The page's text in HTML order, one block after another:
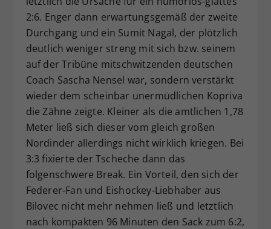
2:6. Enger dann erwartungsgemäß der zweite
Durchgang und ein Sumit Nagal, der plötzlich
deutlich weniger streng mit sich bzw. seinem
auf der Tribüne mitschwitzenden deutschen
Coach Sascha Nensel war, sondern verstärkt
wieder dem scheinbar unermüdlichen Kopriva
die Zähne zeigte. Kleiner als die amtlichen 1,78
Meter ließ sich dieser vom gleich großen
Nordinder allerdings nicht wirklich kriegen. Bei
3:3 fixierte der Tscheche dann das
folgenschwere Break. Ein Vorteil, den sich der
Federer-Fan und Eishockey-Liebhaber aus
Bilovec nicht mehr nehmen ließ und letztlich
nach kompakten 96 Minuten den Sack zum 6:2,